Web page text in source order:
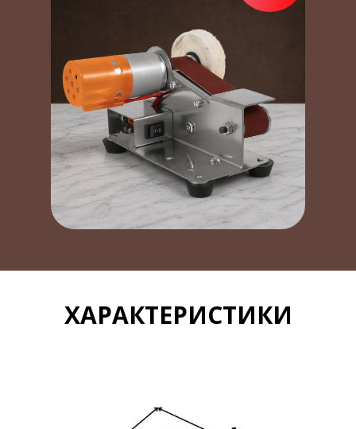
ПРИДБАТИ ЗАРАЗ
ХАРАКТЕРИСТИКИ